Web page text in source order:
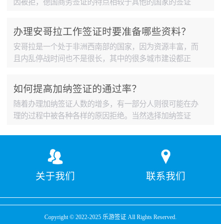
办理安哥拉工作签证时要准备哪些资料？
安哥拉是一个处于非洲西南部的国家，因为资源丰富，而
且内乱停战时间也不是很长，其中的很多城市建设都正
如何提高加纳签证的通过率？
随着办理加纳签证人数的增多，有一部分人则很可能在办
理的过程中被各种各样的原因拒绝。当然选择加纳签证
关于我们 联系我们
Copyright © 2022-2025 乐游签证 All Rights Reserved.